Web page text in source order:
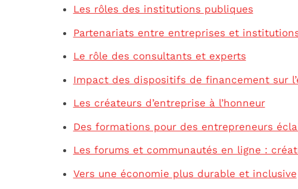
Les rôles des institutions publiques
Partenariats entre entreprises et
Le rôle des consultants et experts
Impact des dispositifs de financement sur
Les créateurs d’entreprise à l’honneur
Des formations pour des entrepreneurs
Les forums et communautés en ligne :
Vers une économie plus durable et inclusive